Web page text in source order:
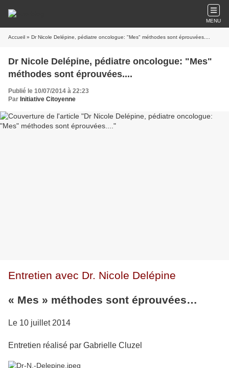
MENU
Accueil » Dr Nicole Delépine, pédiatre oncologue: "Mes" méthodes sont éprouvées....
Dr Nicole Delépine, pédiatre oncologue: "Mes"
méthodes sont éprouvées....
Publié le 10/07/2014 à 22:23
Par Initiative Citoyenne
Entretien avec Dr. Nicole Delépine
« Mes » méthodes sont éprouvées…
Le 10 juillet 2014
Entretien réalisé par Gabrielle Cluzel